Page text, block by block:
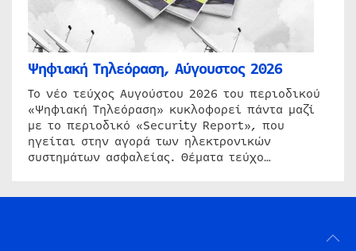
Ψηφιακή Τηλεόραση, Αύγουστος 2026
Το νέο τεύχος Αυγούστου 2026 του περιοδικού
«Ψηφιακή Τηλεόραση» κυκλοφορεί πάντα μαζί
με το περιοδικό «Security Report», που
ηγείται στην αγορά των ηλεκτρονικών
συστημάτων ασφαλείας. Θέματα τεύχο…